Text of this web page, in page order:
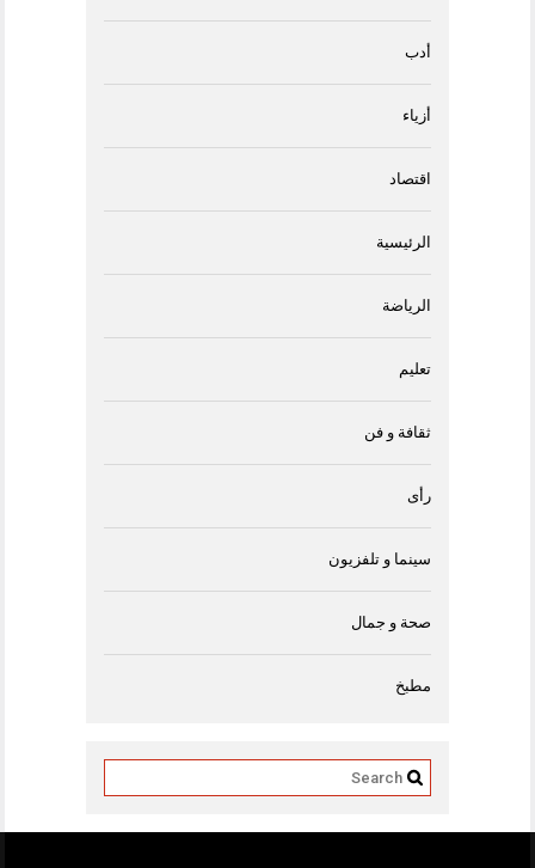
أدب
أزياء
اقتصاد
الرئيسية
الرياضة
تعليم
ثقافة و فن
رأى
سينما و تلفزيون
صحة و جمال
مطبخ